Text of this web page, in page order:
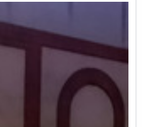
y mejora integral
ubicada en la
, abarcando las
Benifaraig y Borbotó y
del Norte de
garantizar el
actividad física de